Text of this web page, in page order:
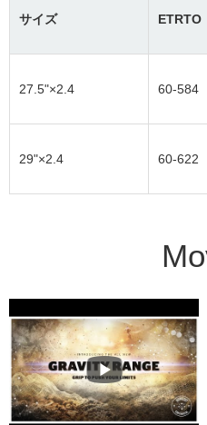
サイズ ETRTO
27.5"×2.4 60-584
29"×2.4 60-622